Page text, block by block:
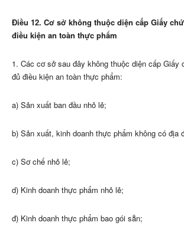
Điều 12. Cơ sở không thuộc diện cấp Giấy
điều kiện an toàn thực phẩm
1. Các cơ sở sau đây không thuộc diện cấp Giấy
đủ điều kiện an toàn thực phẩm:
a) Sản xuất ban đầu nhỏ lẻ;
b) Sản xuất, kinh doanh thực phẩm không có địa
c) Sơ chế nhỏ lẻ;
d) Kinh doanh thực phẩm nhỏ lẻ;
đ) Kinh doanh thực phẩm bao gói sẵn;